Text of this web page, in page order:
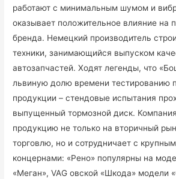
работают с минимальным шумом и
оказывает положительное влияние на
бренда. Немецкий производитель
техники, занимающийся выпуском
автозапчастей. Ходят легенды, что
львиную долю времени тестированию
продукции – стендовые испытания
выпущенный тормозной диск.
продукцию не только на вторичный
торговлю, но и сотрудничает с
концернами: «Рено» популярны на
«Меган», VAG овской «Шкода» модели